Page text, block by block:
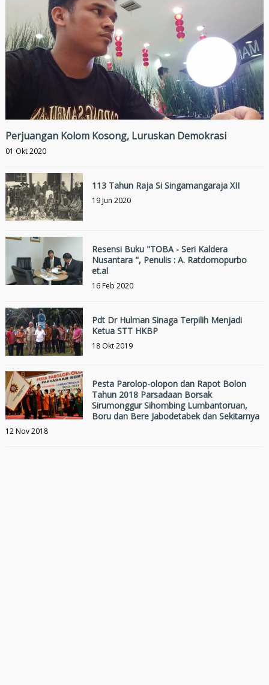
Perjuangan Kolom Kosong, Luruskan Demokrasi
01 Okt 2020
113 Tahun Raja Si Singamangaraja XII
19 Jun 2020
Resensi Buku "TOBA - Seri Kaldera
Nusantara ", Penulis : A. Ratdomopurbo
et.al
16 Feb 2020
Pdt Dr Hulman Sinaga Terpilih Menjadi
Ketua STT HKBP
18 Okt 2019
Pesta Parolop-olopon dan Rapot Bolon
Tahun 2018 Parsadaan Borsak
Sirumonggur Sihombing Lumbantoruan,
Boru dan Bere Jabodetabek dan Sekitarnya
12 Nov 2018